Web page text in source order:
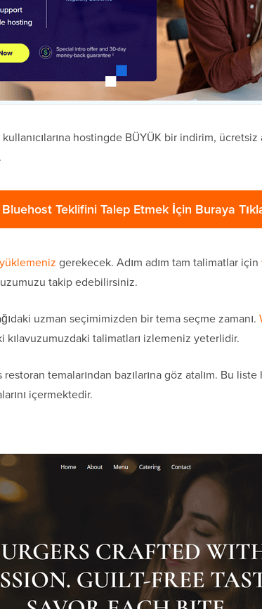
hostingde BÜYÜK bir indirim, ücretsiz
Teklifini Talep Etmek İçin Buraya
gerekecek. Adım adım tam talimatlar için
takip edebilirsiniz.
uzman seçimimizden bir tema seçme zamanı.
kılavuzumuzdaki talimatları izlemeniz yeterlidir.
temalarından bazılarına göz atalım. Bu
içermektedir.